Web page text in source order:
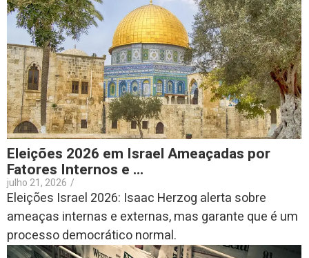
Eleições 2026 em Israel Ameaçadas por
Fatores Internos e …
julho 21, 2026 /
Eleições Israel 2026: Isaac Herzog alerta sobre
ameaças internas e externas, mas garante que é um
processo democrático normal.